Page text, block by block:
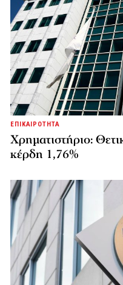
ΕΠΙΚΑΙΡΟΤΗΤΑ
Χρηματιστήριο:
κέρδη 1,76%